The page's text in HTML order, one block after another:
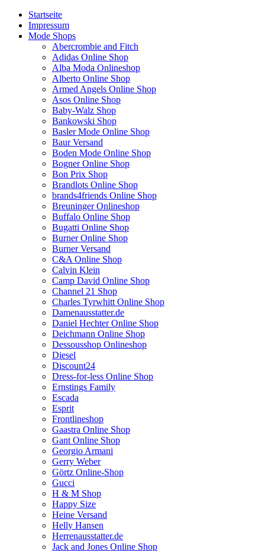
Startseite
Impressum
Mode Shops
Abercrombie and Fitch
Adidas Online Shop
Alba Moda Onlineshop
Alberto Online Shop
Armed Angels Online Shop
Asos Online Shop
Baby-Walz Shop
Bankowski Shop
Basler Mode Online Shop
Baur Versand
Boden Mode Online Shop
Bogner Online Shop
Bon Prix Shop
Brandlots Online Shop
brands4friends Online Shop
Breuninger Onlineshop
Buffalo Online Shop
Bugatti Online Shop
Burner Online Shop
Burner Versand
C&A Online Shop
Calvin Klein
Camp David Online Shop
Channel 21 Shop
Charles Tyrwhitt Online Shop
Damenausstatter.de
Daniel Hechter Online Shop
Deichmann Online Shop
Dessousshop Onlineshop
Diesel
Discount24
Dress-for-less Online Shop
Ernstings Family
Escada
Esprit
Frontlineshop
Gaastra Online Shop
Gant Online Shop
Georgio Armani
Gerry Weber
Görtz Online-Shop
Gucci
H & M Shop
Happy Size
Heine Versand
Helly Hansen
Herrenausstatter.de
Jack and Jones Online Shop